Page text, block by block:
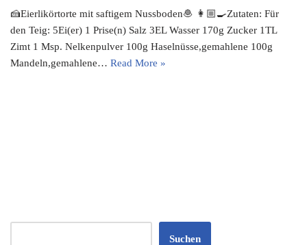
🍰Eierlikörtorte mit saftigem Nussboden🧆 👩🏼‍🍳Zutaten: Für
den Teig: 5Ei(er) 1 Prise(n) Salz 3EL Wasser 170g Zucker 1TL
Zimt 1 Msp. Nelkenpulver 100g Haselnüsse,gemahlene 100g
Mandeln,gemahlene… Read More »
Suchen